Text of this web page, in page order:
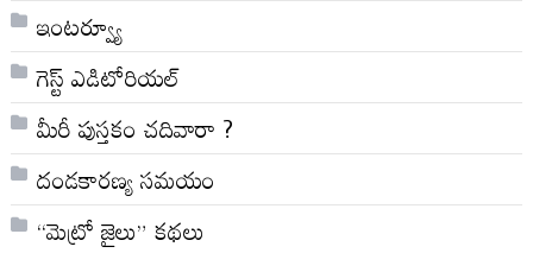
ఇంటర్వ్యూ
గెస్ట్ ఎడిటోరియల్
మీరీ పుస్తకం చదివారా ?
దండకారణ్య సమయం
“మెట్రో జైలు” కథలు